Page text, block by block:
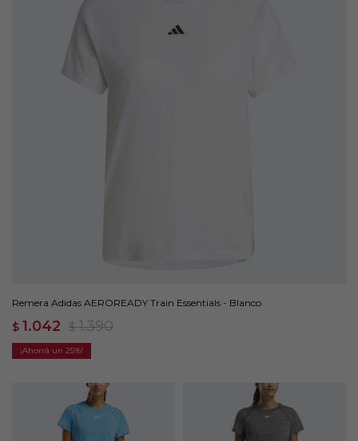
Remera Adidas AEROREADY Train Essentials - Blanco
$ 1.042 $ 1.390
25